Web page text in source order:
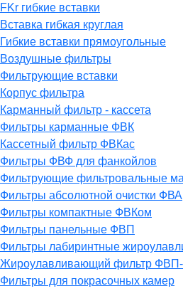
FKr гибкие вставки
Вставка гибкая круглая
Гибкие вставки прямоугольные
Воздушные фильтры
Фильтрующие вставки
Корпус фильтра
Карманный фильтр - кассета
Фильтры карманные ФВК
Кассетный фильтр ФВКас
Фильтры ФВФ для фанкойлов
Фильтрующие фильтровальные
Фильтры абсолютной очистки ФВА
Фильтры компактные ФВКом
Фильтры панельные ФВП
Фильтры лабиринтные
Жироулавливающий фильтр ФВП-
Фильтры для покрасочных камер